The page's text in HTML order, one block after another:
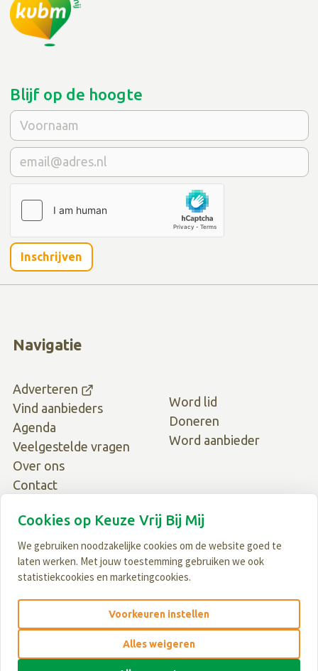
Navigatie
Adverteren
Vind aanbieders
Agenda
Veelgestelde vragen
Over ons
Contact
Word lid
Doneren
Word aanbieder
Blijf op de hoogte
Inschrijven
© Keuze Vrij Bij Mij · 2026
Cookievoorkeuren·
Cookies op Keuze Vrij Bij Mij
We gebruiken noodzakelijke cookies om de website goed te
laten werken. Met jouw toestemming gebruiken we ook
statistiekcookies en marketingcookies.
Voorkeuren instellen
Alles weigeren